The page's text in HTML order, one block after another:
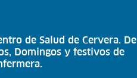
de Salud de Cervera. De
Domingos y festivos de